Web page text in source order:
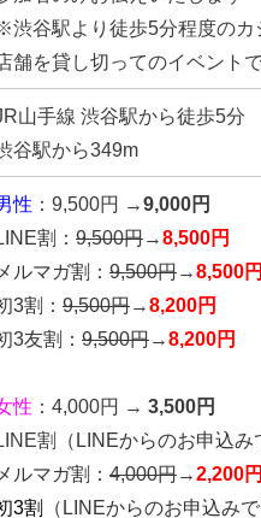
渋谷駅より徒歩5分程度のカ
舗を貸し切ってのイベント
山手線 渋谷駅から徒歩5分
谷駅から349m
性 ：9,500円 →9,000円
LINE割： 9,500円→8,500円
メルマガ割： 9,500円→8,500円
3割： 9,500円→8,200円
3友割： 9,500円→8,200円
性 ：4,000円 → 3,500円
LINE割
（LINEからのお申込み
メルマガ割： 4,000円→2,200円
3割
（LINEからのお申込みで